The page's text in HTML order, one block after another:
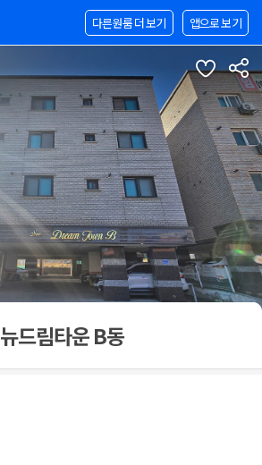
앱으로 보기
다른원룸 더 보기
뉴드림타운 B동